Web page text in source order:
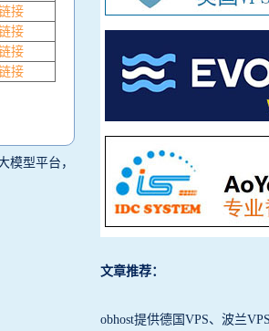
接
接
接
接
模型平台，
文章推荐：
obhost提供德国VPS、波兰